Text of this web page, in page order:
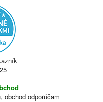
obchod odporúčam